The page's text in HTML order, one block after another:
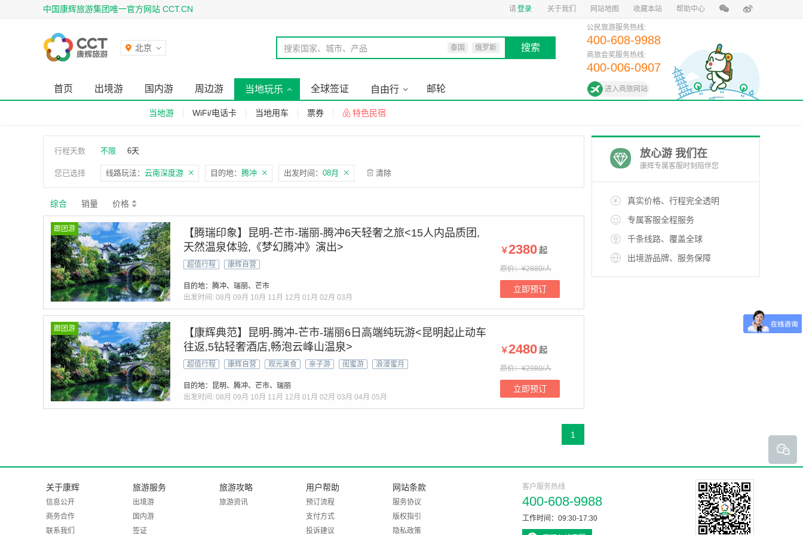
中国康辉旅游集团唯一官方网站 CCT.CN 请登录 关于我们 网站地图 收藏本站 帮助中心
北京 搜索国家、城市、产品 泰国 俄罗斯 搜索
公民旅游服务热线:
400-608-9988
商旅会奖服务热线:
400-006-0907
进入商旅网站
首页 出境游 国内游 周边游 当地玩乐
当地游 WiFi/电话卡 当地用车 票券 特色民宿
全球签证 自由行 邮轮
行程天数 不限 6天
您已选择 线路玩法： 云南深度游 目的地： 腾冲 出发时间： 08月 清除
综合 销量 价格
跟团游
【腾瑞印象】昆明-芒市-瑞丽-腾冲6天轻奢之旅<15人内品质团,
天然温泉体验,《梦幻腾冲》演出>
超值行程 康辉自营
目的地：腾冲、瑞丽、芒市
出发时间: 08月 09月 10月 11月 12月 01月 02月 03月
￥2380起
原价：¥2880/人
立即预订
跟团游
【康辉典范】昆明-腾冲-芒市-瑞丽6日高端纯玩游<昆明起止动车
往返,5钻轻奢酒店,畅泡云峰山温泉>
超值行程 康辉自营 观光美食 亲子游 闺蜜游 浪漫蜜月
目的地：昆明、腾冲、芒市、瑞丽
出发时间: 08月 09月 10月 11月 12月 01月 02月 03月 04月 05月
￥2480起
原价：¥2980/人
立即预订
1
放心游 我们在
康辉专属客服时刻陪伴您
真实价格、行程完全透明
专属客服全程服务
千条线路、覆盖全球
出境游品牌、服务保障
关于康辉
信息公开
商务合作
联系我们
旅游服务
出境游
国内游
签证
旅游攻略
旅游资讯
用户帮助
预订流程
支付方式
投诉建议
网站条款
服务协议
版权指引
隐私政策
客户服务热线
400-608-9988
工作时间：09:30-17:30